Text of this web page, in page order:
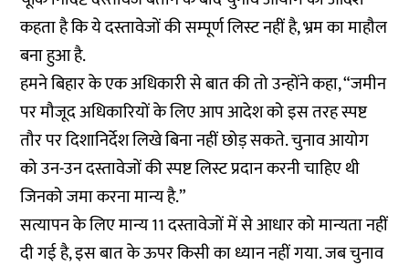
कहता है कि ये दस्तावेजों की सम्पूर्ण लिस्ट नहीं है, भ्रम का माहौल
बना हुआ है.
हमने बिहार के एक अधिकारी से बात की तो उन्होंने कहा, “जमीन
पर मौजूद अधिकारियों के लिए आप आदेश को इस तरह स्पष्ट
तौर पर दिशानिर्देश लिखे बिना नहीं छोड़ सकते. चुनाव आयोग
को उन-उन दस्तावेजों की स्पष्ट लिस्ट प्रदान करनी चाहिए थी
जिनको जमा करना मान्य है.”
सत्यापन के लिए मान्य 11 दस्तावेजों में से आधार को मान्यता नहीं
दी गई है, इस बात के ऊपर किसी का ध्यान नहीं गया. जब चुनाव